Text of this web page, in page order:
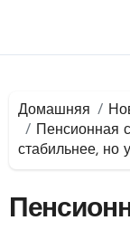
Домашняя
Пенсионная
стабильнее, но